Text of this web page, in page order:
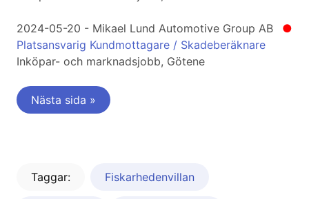
●
2024-05-20 - Mikael Lund Automotive Group AB
Platsansvarig Kundmottagare / Skadeberäknare
Inköpar- och marknadsjobb, Götene
Nästa sida »
Taggar: Fiskarhedenvillan